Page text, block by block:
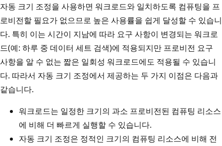
자동 크기 조정을 사용하면 워크로드와 일치하도록 컴퓨팅을 프
로비전할 필요가 없으므로 높은 사용률을 쉽게 달성할 수 있습니
다. 특히 이는 시간이 지남에 따라 요구 사항이 변경되는 워크로
드(예: 하루 중 데이터 세트 검색)에 적용되지만 프로비전 요구
사항을 알 수 없는 짧은 일회성 워크로드에도 적용될 수 있습니
다. 따라서 자동 크기 조정에서 제공하는 두 가지 이점은 다음과
같습니다.
워크로드는 일정한 크기의 과소 프로비전된 컴퓨팅 리소스
에 비해 더 빠르게 실행할 수 있습니다.
자동 크기 조정은 정적인 크기의 컴퓨팅 리소스에 비해 전